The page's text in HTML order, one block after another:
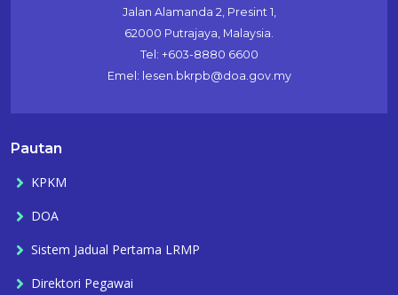
Jalan Alamanda 2, Presint 1,
62000 Putrajaya, Malaysia.
Tel: +603-8880 6600
Emel: lesen.bkrpb@doa.gov.my
Pautan
KPKM
DOA
Sistem Jadual Pertama LRMP
Direktori Pegawai